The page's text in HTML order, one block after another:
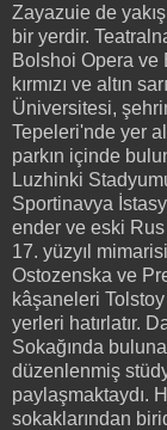
Zayazuie de
bir yerdir.
Bolshoi Opera ve
kırmızı ve altın
Üniversitesi,
Tepeleri'nde yer
parkın içinde
Luzhinki
Sportinavya
ender ve eski
17. yüzyıl
Ostozenska ve
kâşaneleri Tolstoy
yerleri hatırlatır.
Sokağında
düzenlenmiş
paylaşmaktaydı.
sokaklarından